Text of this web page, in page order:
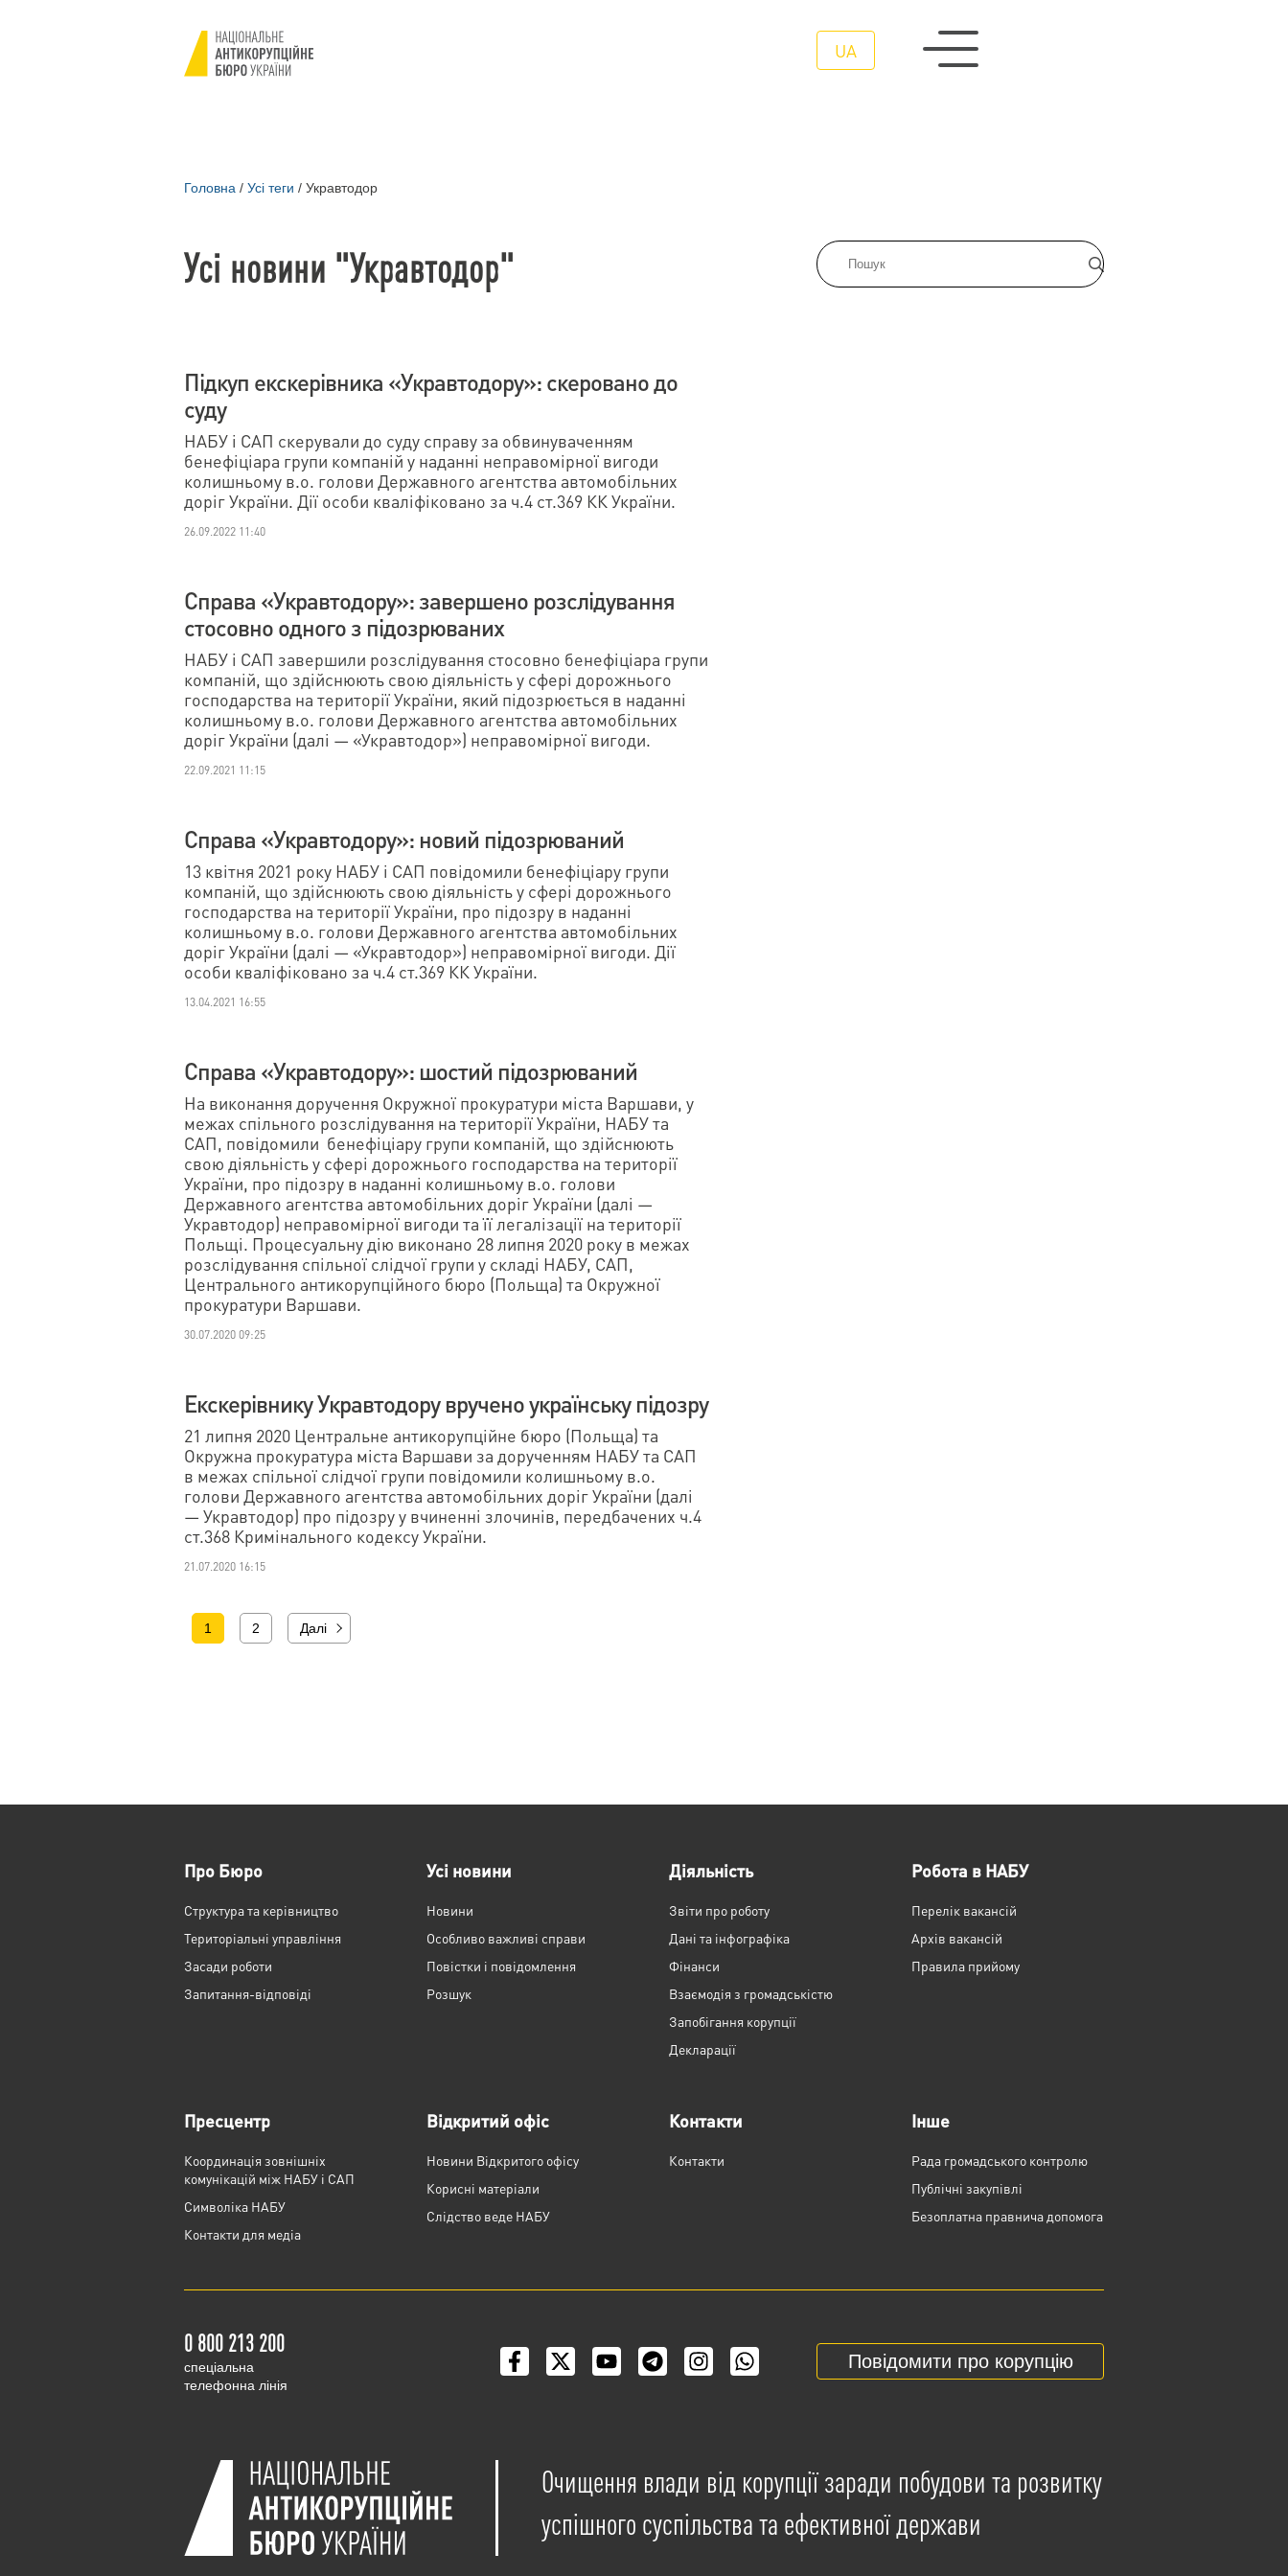
UA
Головна / Усі теги / Укравтодор
Усі новини "Укравтодор"
Підкуп екскерівника «Укравтодору»: скеровано до
суду
НАБУ і САП скерували до суду справу за обвинуваченням
бенефіціара групи компаній у наданні неправомірної вигоди
колишньому в.о. голови Державного агентства автомобільних
доріг України. Дії особи кваліфіковано за ч.4 ст.369 КК України.
26.09.2022 11:40
Справа «Укравтодору»: завершено розслідування
стосовно одного з підозрюваних
НАБУ і САП завершили розслідування стосовно бенефіціара групи
компаній, що здійснюють свою діяльність у сфері дорожнього
господарства на території України, який підозрюється в наданні
колишньому в.о. голови Державного агентства автомобільних
доріг України (далі — «Укравтодор») неправомірної вигоди.
22.09.2021 11:15
Справа «Укравтодору»: новий підозрюваний
13 квітня 2021 року НАБУ і САП повідомили бенефіціару групи
компаній, що здійснюють свою діяльність у сфері дорожнього
господарства на території України, про підозру в наданні
колишньому в.о. голови Державного агентства автомобільних
доріг України (далі — «Укравтодор») неправомірної вигоди. Дії
особи кваліфіковано за ч.4 ст.369 КК України.
13.04.2021 16:55
Справа «Укравтодору»: шостий підозрюваний
На виконання доручення Окружної прокуратури міста Варшави, у
межах спільного розслідування на території України, НАБУ та
САП, повідомили бенефіціару групи компаній, що здійснюють
свою діяльність у сфері дорожнього господарства на території
України, про підозру в наданні колишньому в.о. голови
Державного агентства автомобільних доріг України (далі —
Укравтодор) неправомірної вигоди та її легалізації на території
Польщі. Процесуальну дію виконано 28 липня 2020 року в межах
розслідування спільної слідчої групи у складі НАБУ, САП,
Центрального антикорупційного бюро (Польща) та Окружної
прокуратури Варшави.
30.07.2020 09:25
Екскерівнику Укравтодору вручено українську підозру
21 липня 2020 Центральне антикорупційне бюро (Польща) та
Окружна прокуратура міста Варшави за дорученням НАБУ та САП
в межах спільної слідчої групи повідомили колишньому в.о.
голови Державного агентства автомобільних доріг України (далі
— Укравтодор) про підозру у вчиненні злочинів, передбачених ч.4
ст.368 Кримінального кодексу України.
21.07.2020 16:15
1 2 Далі
Про Бюро
Структура та керівництво
Територіальні управління
Засади роботи
Запитання-відповіді
Усі новини
Новини
Особливо важливі справи
Повістки і повідомлення
Розшук
Діяльність
Звіти про роботу
Дані та інфографіка
Фінанси
Взаємодія з громадськістю
Запобігання корупції
Декларації
Робота в НАБУ
Перелік вакансій
Архів вакансій
Правила прийому
Пресцентр
Координація зовнішніх
комунікацій між НАБУ і САП
Cимволіка НАБУ
Контакти для медіа
Відкритий офіс
Новини Відкритого офісу
Корисні матеріали
Слідство веде НАБУ
Контакти
Контакти
Інше
Рада громадського контролю
Публічні закупівлі
Безоплатна правнича допомога
0 800 213 200
cпеціальна
телефонна лінія
Повідомити про корупцію
Очищення влади від корупції заради побудови та розвитку
успішного суспільства та ефективної держави